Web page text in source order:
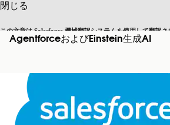
閉じる
この文章は Salesforce 機械翻訳システムを使用して翻訳
照ください。
英語に切り替える 今はしません
閉じる 閉じる
AgentforceおよびEinstein生成AI